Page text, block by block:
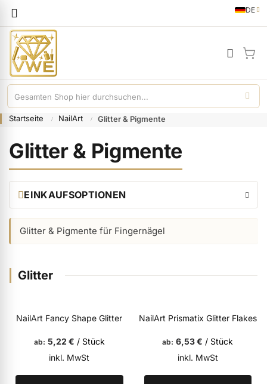
Sprache
DE
German
Startseite NailArt Glitter & Pigmente
Glitter & Pigmente
Glitter & Pigmente für Fingernägel
Glitter
NailArt Fancy Shape Glitter
ab 5,22 € / Stück
inkl. MwSt
NailArt Prismatix Glitter Flakes
ab 6,53 € / Stück
inkl. MwSt
EINKAUFSOPTIONEN